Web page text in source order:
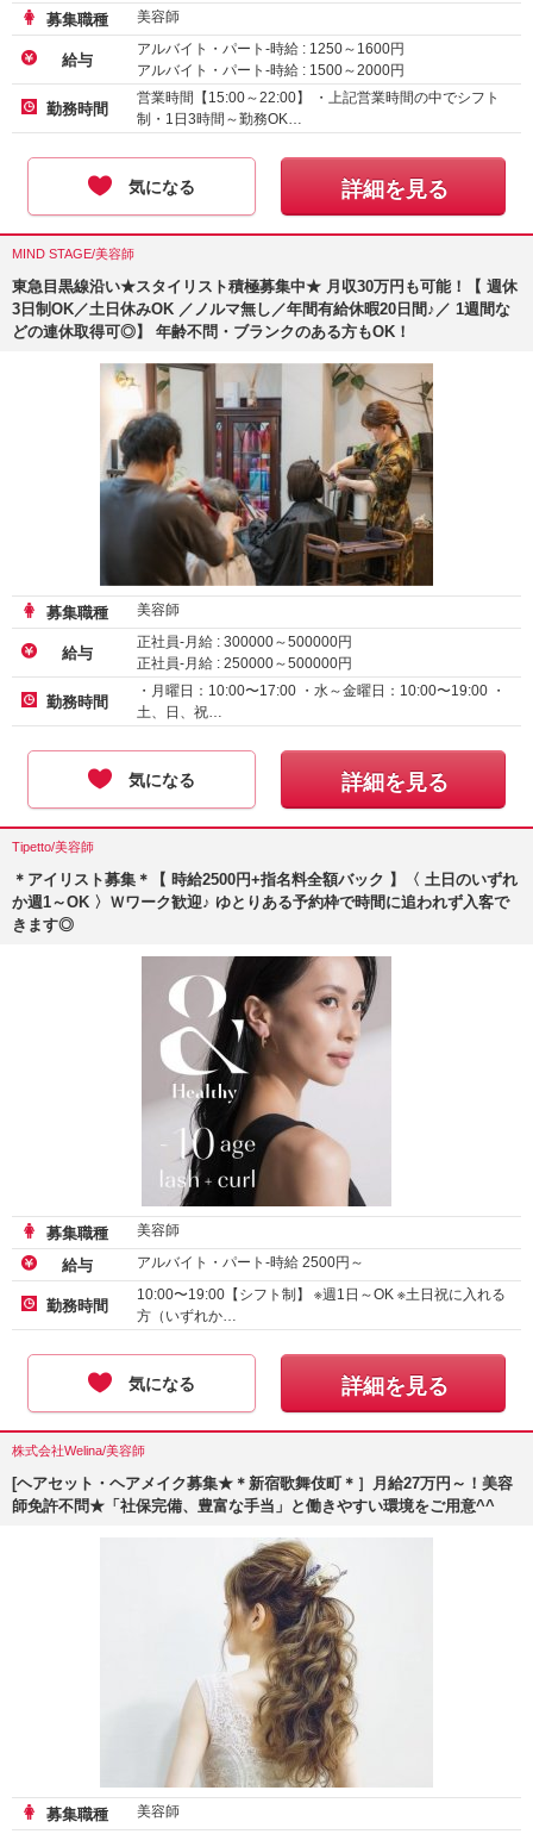
募集職種 美容師
給与
アルバイト・パート-時給 : 1250～ 1600円
アルバイト・パート-時給 : 1500～2000円
勤務時間
営業時間【15:00～22:00】 ・上記営業時間の中でシフト
制・1日3時間～勤務OK…
気になる 詳細を見る
MIND STAGE/美容師
東急目黒線沿い★スタイリスト積極募集中★ 月収30万円も可能！【 週休
3日制OK／土日休みOK ／ノルマ無し／年間有給休暇20日間♪／ 1週間な
どの連休取得可◎】 年齢不問・ブランクのある方もOK！
募集職種 美容師
給与
正社員-月給 : 300000～500000円
正社員-月給 : 250000～500000円
勤務時間
・月曜日：10:00〜17:00 ・水～金曜日：10:00〜19:00 ・
土、日、祝…
気になる 詳細を見る
Tipetto/美容師
＊アイリスト募集＊【 時給2500円+指名料全額バック 】〈 土日のいずれ
か週1～OK 〉Ｗワーク歓迎♪ ゆとりある予約枠で時間に追われず入客で
きます◎
募集職種 美容師
給与 アルバイト・パート-時給 2500円～
勤務時間
10:00〜19:00【シフト制】 ※週1日～OK ※土日祝に入れる
方（いずれか…
気になる 詳細を見る
株式会社Welina/美容師
[ヘアセット・ヘアメイク募集★＊新宿歌舞伎町＊］月給27万円～！美容
師免許不問★「社保完備、豊富な手当」と働きやすい環境をご用意^^
募集職種 美容師